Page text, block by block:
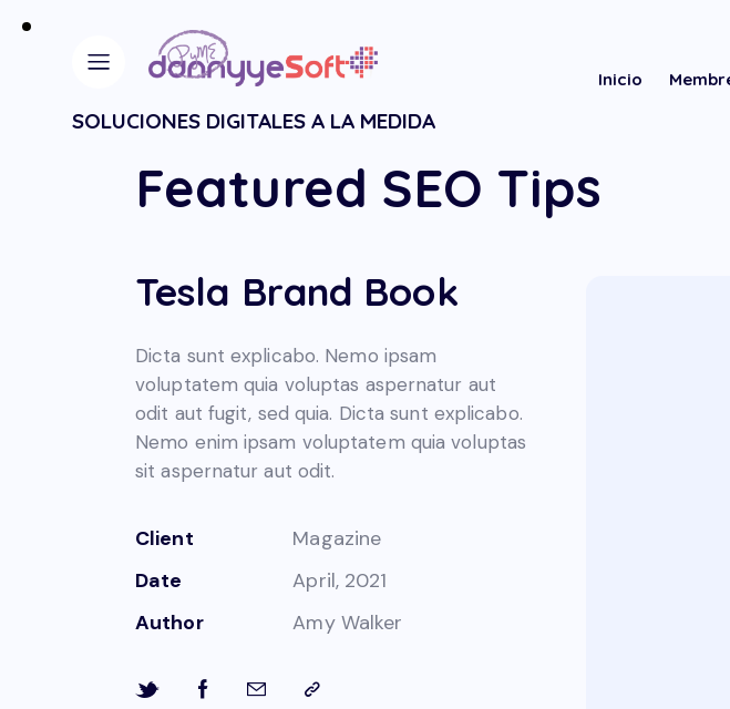
SOLUCIONES DIGITALES A LA MEDIDA
Inicio
Featured SEO Tips
Tesla Brand Book
Dicta sunt explicabo. Nemo ipsam
voluptatem quia voluptas aspernatur aut
odit aut fugit, sed quia. Dicta sunt explicabo.
Nemo enim ipsam voluptatem quia voluptas
sit aspernatur aut odit.
Client
Magazine
Date
April, 2021
Author
Amy Walker